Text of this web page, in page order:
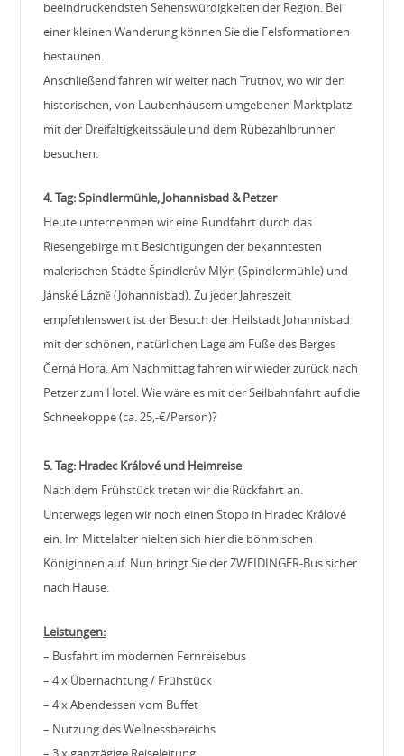
beeindruckendsten Sehenswürdigkeiten der Region. Bei
einer kleinen Wanderung können Sie die Felsformationen
bestaunen.
Anschließend fahren wir weiter nach Trutnov, wo wir den
historischen, von Laubenhäusern umgebenen Marktplatz
mit der Dreifaltigkeitssäule und dem Rübezahlbrunnen
besuchen.
4. Tag: Spindlermühle, Johannisbad & Petzer
Heute unternehmen wir eine Rundfahrt durch das
Riesengebirge mit Besichtigungen der bekanntesten
malerischen Städte Špindlerův Mlýn (Spindlermühle) und
Jánské Lázně (Johannisbad). Zu jeder Jahreszeit
empfehlenswert ist der Besuch der Heilstadt Johannisbad
mit der schönen, natürlichen Lage am Fuße des Berges
Černá Hora. Am Nachmittag fahren wir wieder zurück nach
Petzer zum Hotel. Wie wäre es mit der Seilbahnfahrt auf die
Schneekoppe (ca. 25,-€/Person)?
5. Tag: Hradec Králové und Heimreise
Nach dem Frühstück treten wir die Rückfahrt an.
Unterwegs legen wir noch einen Stopp in Hradec Králové
ein. Im Mittelalter hielten sich hier die böhmischen
Königinnen auf. Nun bringt Sie der ZWEIDINGER-Bus sicher
nach Hause.
Leistungen:
– Busfahrt im modernen Fernreisebus
– 4 x Übernachtung / Frühstück
– 4 x Abendessen vom Buffet
– Nutzung des Wellnessbereichs